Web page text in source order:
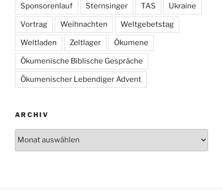
Sponsorenlauf Sternsinger TAS Ukraine
Vortrag Weihnachten Weltgebetstag
Weltladen Zeltlager Ökumene
Ökumenische Biblische Gespräche
Ökumenischer Lebendiger Advent
ARCHIV